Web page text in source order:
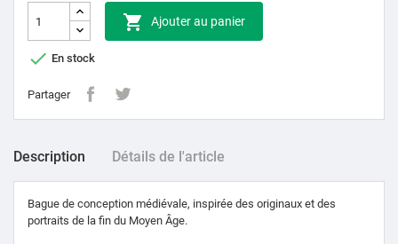
 Ajouter au panier
 En stock
Partager
Description Détails de l'article
Bague de conception médiévale, inspirée des originaux et des
portraits de la fin du Moyen Âge.